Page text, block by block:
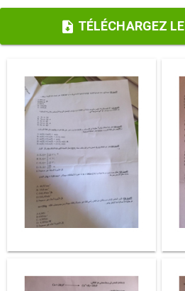
TÉLÉCHARGEZ